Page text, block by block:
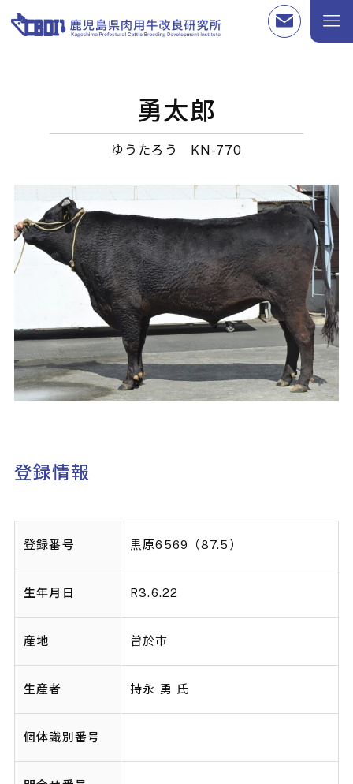
勇太郎
ゆうたろう KN-770
登録情報
登録番号 黒原6569（87.5）
生年月日 R3.6.22
産地 曽於市
生産者 持永 勇 氏
個体識別番号